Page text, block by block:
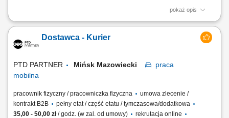
pokaż opis
Zakres obowiązków Odbieranie i dostarczanie posiłków/zakupów;
Utrzymywanie dobrych relacji z klientami;
Dostawca - Kurier
PTD PARTNER Mińsk Mazowiecki
praca
mobilna
pracownik fizyczny / pracowniczka fizyczna
umowa zlecenie /
kontrakt B2B
pełny etat / część etatu / tymczasowa/dodatkowa
35,00 - 50,00 zł/ godz. (w zal. od umowy)
rekrutacja online